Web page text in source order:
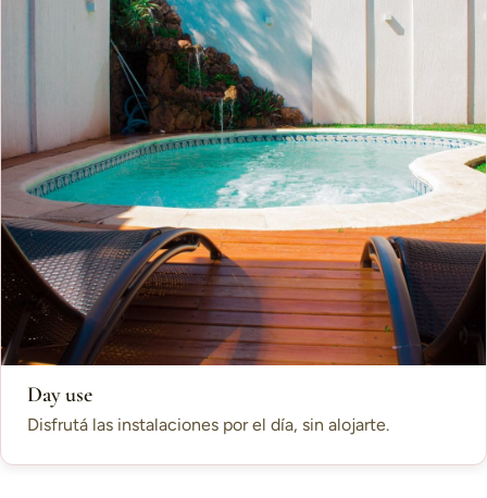
Day use
Disfrutá las instalaciones por el día, sin alojarte.